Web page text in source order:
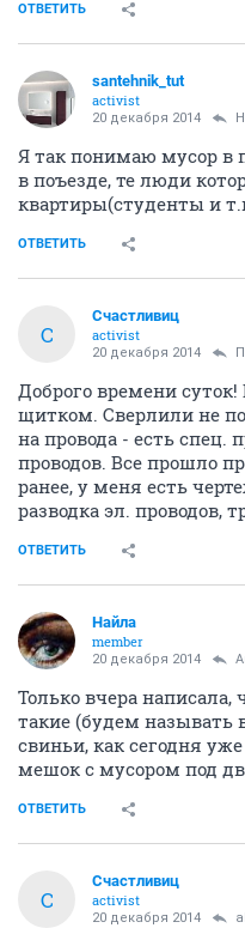
ОТВЕТИТЬ
santehnik_tut
activist
20 декабря 2014
Я так понимаю мусор в
в поъезде, те люди
квартиры(студенты и
ОТВЕТИТЬ
С
Счастливиц
activist
20 декабря 2014
Доброго времени
щитком. Сверлили не
на провода - есть спец.
проводов. Все прошло
ранее, у меня есть
разводка эл. проводов,
ОТВЕТИТЬ
Найла
member
20 декабря 2014
Только вчера написала,
такие (будем
свиньи, как сегодня
мешок с мусором под
ОТВЕТИТЬ
С
Счастливиц
activist
20 декабря 2014